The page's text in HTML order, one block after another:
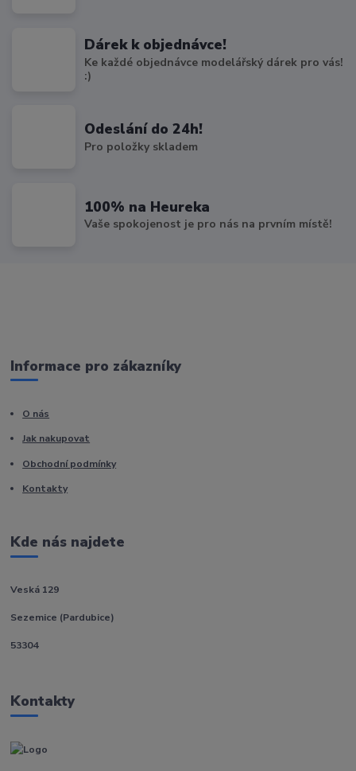
Dárek k objednávce!
Ke každé objednávce modelářský dárek pro vás!
:)
Odeslání do 24h!
Pro položky skladem
100% na Heureka
Vaše spokojenost je pro nás na prvním místě!
Informace pro zákazníky
O nás
Jak nakupovat
Obchodní podmínky
Kontakty
Kde nás najdete
Veská 129
Sezemice (Pardubice)
53304
Kontakty